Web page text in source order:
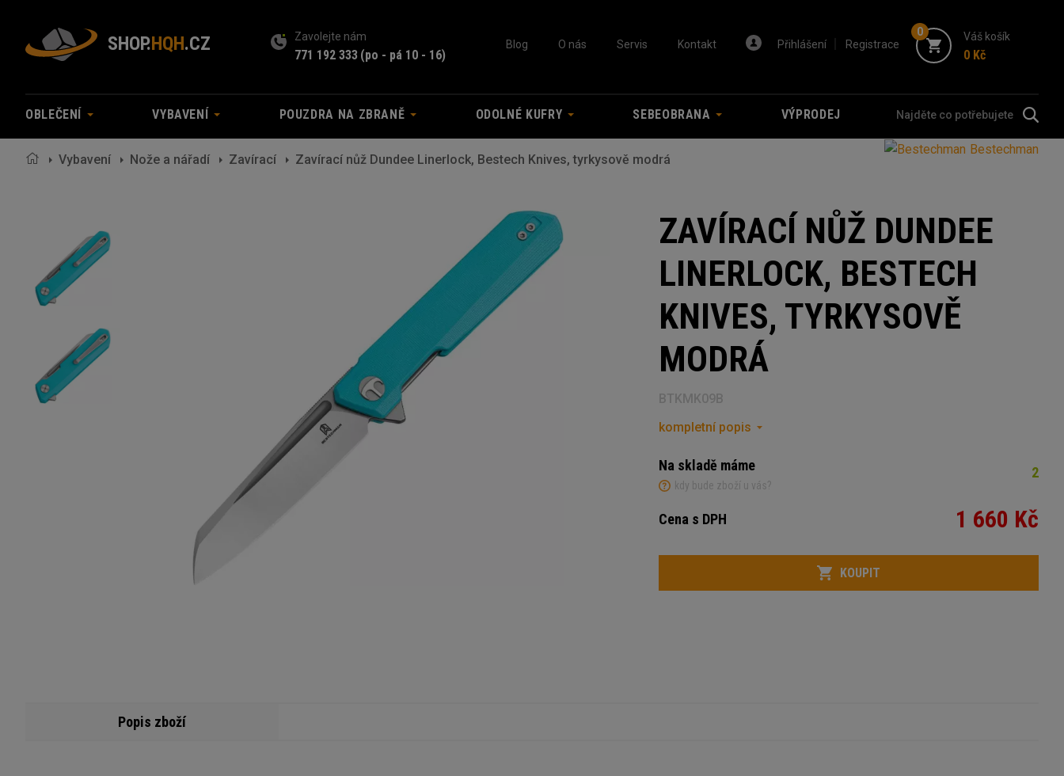
SHOP.HQH.CZ Zavolejte nám
771 192 333 (po - pá 10 - 16)
Blog O nás Servis Kontakt Přihlášení Registrace
0 Váš košík
0 Kč
OBLEČENÍ VYBAVENÍ POUZDRA NA ZBRANĚ ODOLNÉ KUFRY SEBEOBRANA VÝPRODEJ
Vybavení Nože a nářadí Zavírací Zavírací nůž Dundee Linerlock, Bestech Knives, tyrkysově modrá
Bestechman
ZAVÍRACÍ NŮŽ DUNDEE
LINERLOCK, BESTECH
KNIVES, TYRKYSOVĚ
MODRÁ
BTKMK09B
kompletní popis
Na skladě máme
kdy bude zboží u vás?
2
Cena s DPH 1 660 Kč
Počet
KOUPIT
Popis zboží